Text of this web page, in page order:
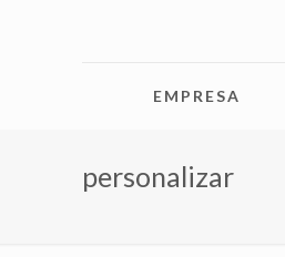
EMPRESA
personalizar